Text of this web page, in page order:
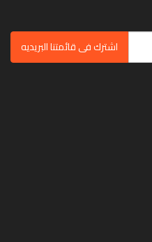
اشترك فى قائمتنا البريديه